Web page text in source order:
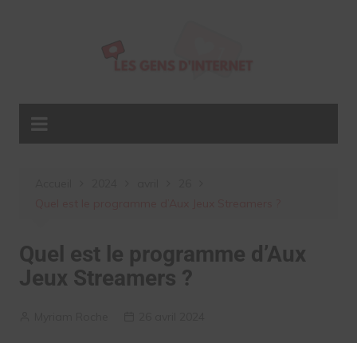
Quel est le programme d’Aux
Jeux Streamers ?